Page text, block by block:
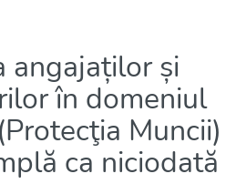
angajaților și
în domeniul
Muncii)
ca niciodată